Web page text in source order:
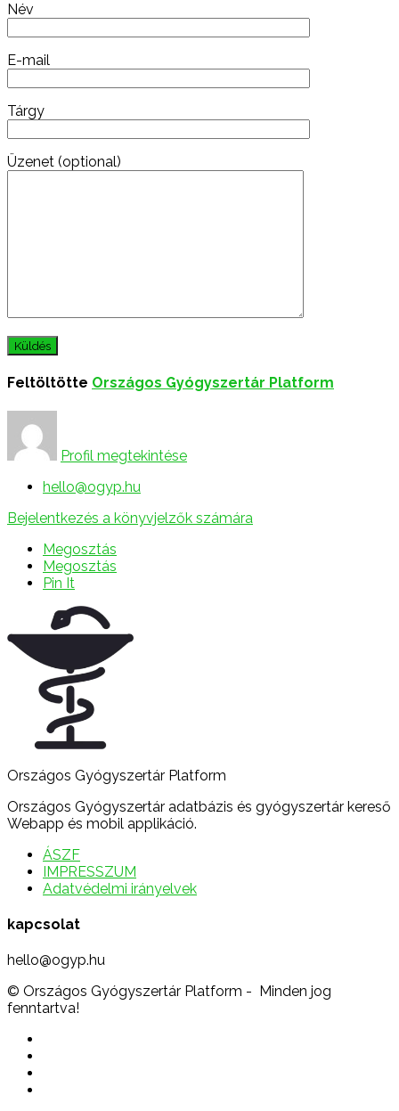
Név
E-mail
Tárgy
Üzenet (optional)
Feltöltötte Országos Gyógyszertár Platform
Profil megtekintése
hello@ogyp.hu
Bejelentkezés a könyvjelzők számára
Megosztás
Megosztás
Pin It
Országos Gyógyszertár Platform
Országos Gyógyszertár adatbázis és gyógyszertár kereső
Webapp és mobil applikáció.
ÁSZF
IMPRESSZUM
Adatvédelmi irányelvek
kapcsolat
hello@ogyp.hu
© Országos Gyógyszertár Platform - Minden jog
fenntartva!